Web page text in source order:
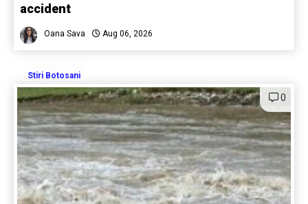
accident
Oana Sava Aug 06, 2026
Stiri Botosani
0